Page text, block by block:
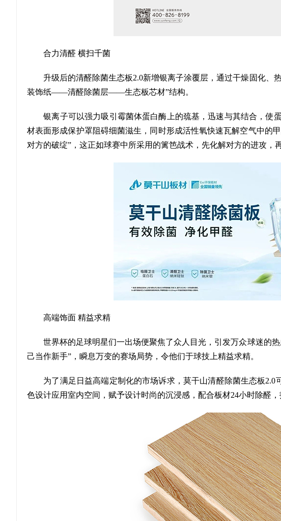
合力清醛 横扫千菌
升级后的清醛除菌生态板2.0新增银离子涂覆层，通过干燥固化、
装饰纸——清醛除菌层——生态板芯材”结构。
银离子可以强力吸引霉菌体蛋白酶上的巯基，迅速与其结合，使
材表面形成保护罩阻碍细菌滋生，同时形成活性氧快速瓦解空气中的
对方的破绽”，这正如球赛中所采用的篱笆战术，先化解对方的进攻，
高端饰面 精益求精
世界杯的足球明星们一出场便聚焦了众人目光，引发万众球迷的热
己当作新手”，瞬息万变的赛场局势，令他们于球技上精益求精。
为了满足日益高端定制化的市场诉求，莫干山清醛除菌生态板2.0
色设计应用室内空间，赋予设计时尚的沉浸感，配合板材24小时除醛，